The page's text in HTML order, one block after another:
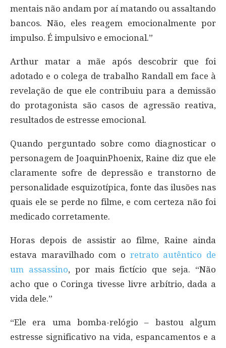
mentais não andam por aí matando ou assaltando
bancos. Não, eles reagem emocionalmente por
impulso. É impulsivo e emocional.”
Arthur matar a mãe após descobrir que foi
adotado e o colega de trabalho Randall em face à
revelação de que ele contribuiu para a demissão
do protagonista são casos de agressão reativa,
resultados de estresse emocional.
Quando perguntado sobre como diagnosticar o
personagem de JoaquinPhoenix, Raine diz que ele
claramente sofre de depressão e transtorno de
personalidade esquizotípica, fonte das ilusões nas
quais ele se perde no filme, e com certeza não foi
medicado corretamente.
Horas depois de assistir ao filme, Raine ainda
estava maravilhado com o retrato autêntico de
um assassino, por mais fictício que seja. “Não
acho que o Coringa tivesse livre arbítrio, dada a
vida dele.”
“Ele era uma bomba-relógio – bastou algum
estresse significativo na vida, espancamentos e a